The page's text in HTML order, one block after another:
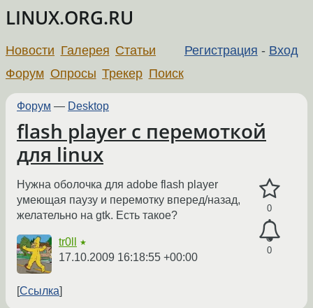
LINUX.ORG.RU
Регистрация - Вход
Новости Галерея Статьи
Форум Опросы Трекер Поиск
Форум — Desktop
flash player с перемоткой
для linux
0
0
Нужна оболочка для adobe flash player
умеющая паузу и перемотку вперед/назад,
желательно на gtk. Есть такое?
tr0ll ★
17.10.2009 16:18:55 +00:00
Ссылка